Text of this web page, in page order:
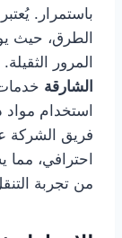
باستمرار.
الطرق، حيث
المرور
الشارقة
استخدام
فريق الشركة
احترافي،
من تجربة